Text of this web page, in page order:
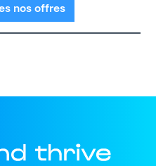
nos offres